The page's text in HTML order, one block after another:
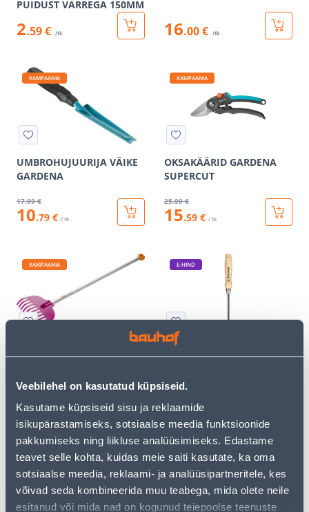
Veebilehel on kasutatud küpsiseid.
Kasutame küpsiseid sisu ja reklaamide
isikupärastamiseks, sotsiaalse meedia funktsioonide
pakkumiseks ning liikluse analüüsimiseks. Edastame
teavet selle kohta, kuidas meie saiti kasutate, ka oma
sotsiaalse meedia, reklaami- ja analüüsipartneritele, kes
võivad seda kombineerida muu teabega, mida olete neile
esitanud või mida nad on kogunud teiepoolse teenuste
PUIDUST VARREGA 150MM
2.59 € /tk 16.00 € /tk
KAMPAANIA
UMBROHUJUURIJA VÄIKE
GARDENA
17.99 €
10.79 € / tk
KAMPAANIA
OKSAKÄÄRID GARDENA
SUPERCUT
25.99 €
15.59 € / tk
KAMPAANIA
24 .66 €
12.49 €
E-HIND
UMBROHUJUURIJA
4.39 € /tk
sisselogitud
kliendile